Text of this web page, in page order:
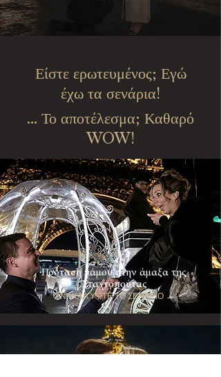
Είστε ερωτευμένος; Εγώ
έχω τα σενάρια!
... Το αποτέλεσμα; Καθαρό
WOW!
Πρόταση γάμου στην άμαξα της
Σταχτοπούτας
ΑΝΑΚΑΛΎΨΤΕ ΤΟ ΣΕΝΆΡΙΟ →